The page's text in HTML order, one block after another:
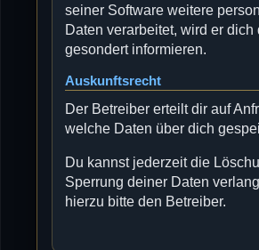
seiner Software weitere
Daten verarbeitet, wird er dich
gesondert informieren.
Auskunftsrecht
Der Betreiber erteilt dir auf
welche Daten über dich
Du kannst jederzeit die
Sperrung deiner Daten
hierzu bitte den Betreiber.